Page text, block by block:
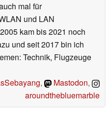
mal für
und LAN
kam bis 2021 noch
und seit 2017 bin ich
Technik, Flugzeuge
, Mastodon,
aroundthebluemarble